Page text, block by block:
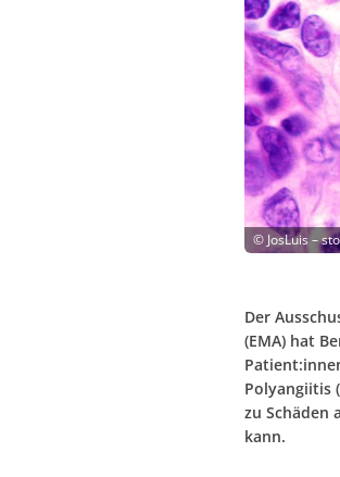
© JosLuis –
Der
(EMA) hat
Polyangiitis
zu Schäden
kann.